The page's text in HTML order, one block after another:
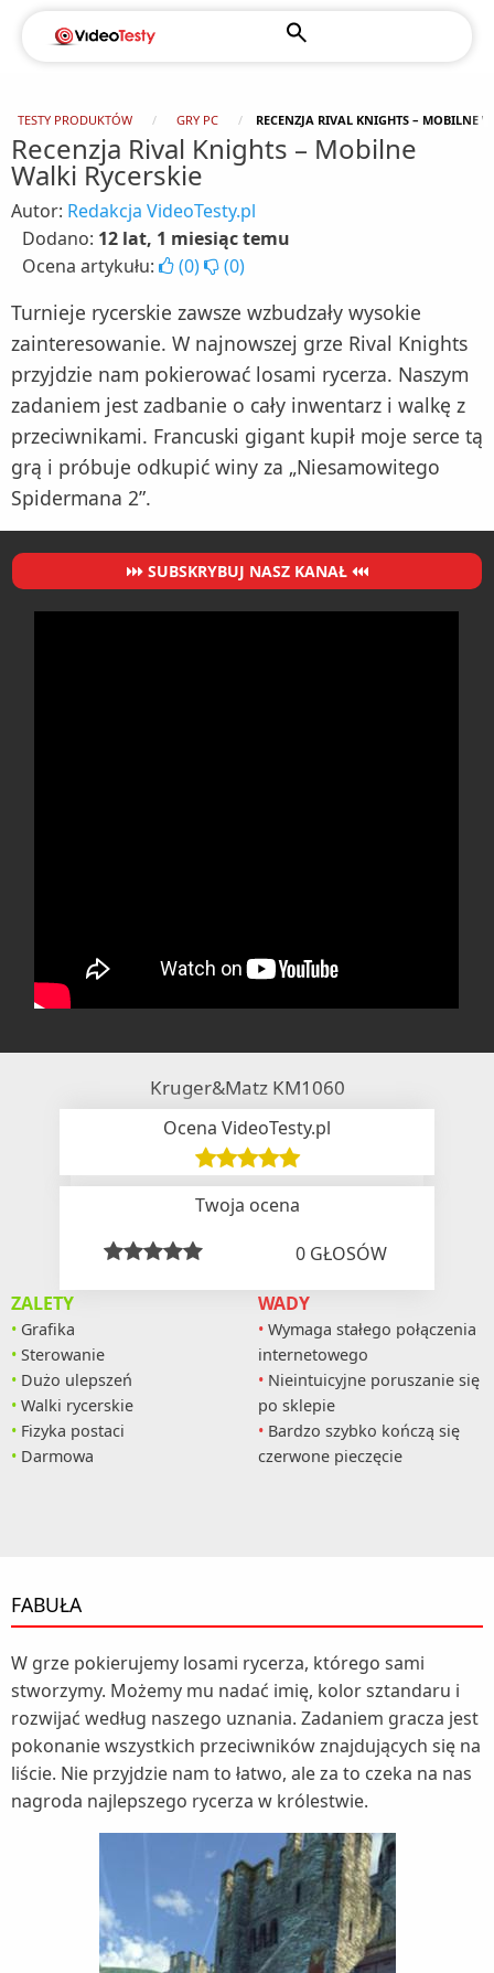
TESTY PRODUKTÓW GRY PC RECENZJA RIVAL KNIGHTS – MOBILNE
Recenzja Rival Knights – Mobilne
Walki Rycerskie
Autor: Redakcja VideoTesty.pl
Dodano: 12 lat, 1 miesiąc temu
Ocena artykułu:
(0) (0)
Turnieje rycerskie zawsze wzbudzały wysokie
zainteresowanie. W najnowszej grze Rival Knights
przyjdzie nam pokierować losami rycerza. Naszym
zadaniem jest zadbanie o cały inwentarz i walkę z
przeciwnikami. Francuski gigant kupił moje serce tą
grą i próbuje odkupić winy za „Niesamowitego
Spidermana 2”.
SUBSKRYBUJ NASZ KANAŁ
Kruger&Matz KM1060
Ocena VideoTesty.pl
Twoja ocena
0GŁOSÓW
ZALETY
Grafika
Sterowanie
Dużo ulepszeń
Walki rycerskie
Fizyka postaci
Darmowa
WADY
Wymaga stałego połączenia
internetowego
Nieintuicyjne poruszanie się
po sklepie
Bardzo szybko kończą się
czerwone pieczęcie
FABUŁA
W grze pokierujemy losami rycerza, którego sami
stworzymy. Możemy mu nadać imię, kolor sztandaru i
rozwijać według naszego uznania. Zadaniem gracza jest
pokonanie wszystkich przeciwników znajdujących się na
liście. Nie przyjdzie nam to łatwo, ale za to czeka na nas
nagroda najlepszego rycerza w królestwie.